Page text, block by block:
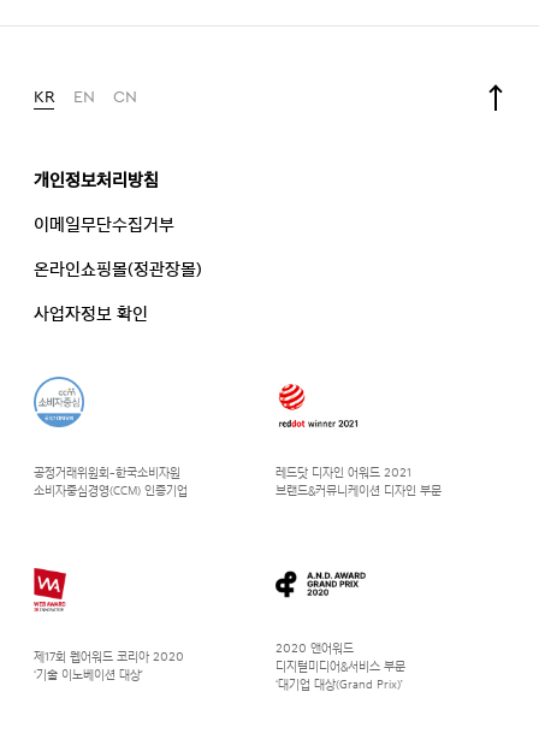
KR EN CN
공정거래위원회-한국소비자원
소비자중심경영(CCM) 인증기업
레드닷 디자인 어워드 2021
브랜드&커뮤니케이션 디자인 부문
제17회 웹어워드 코리아 2020
‘기술 이노베이션 대상’
2020 앤어워드
디지털미디어&서비스 부문
‘대기업 대상(Grand Prix)’
개인정보처리방침
이메일무단수집거부
온라인쇼핑몰(정관장몰)
사업자정보 확인